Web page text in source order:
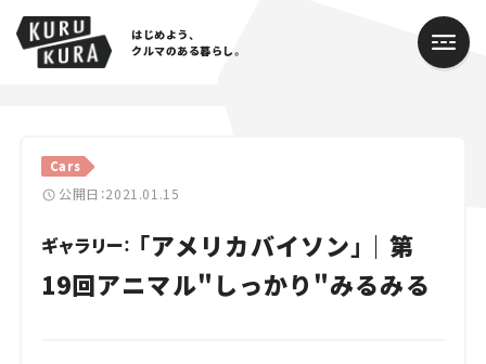
はじめよう、
クルマのある暮らし。
Cars
公開日：2021.01.15
ギャラリー： 「アメリカバイソン」｜第
19回アニマル"しっかり"みるみる
Cars
Lifestyle
Traffic